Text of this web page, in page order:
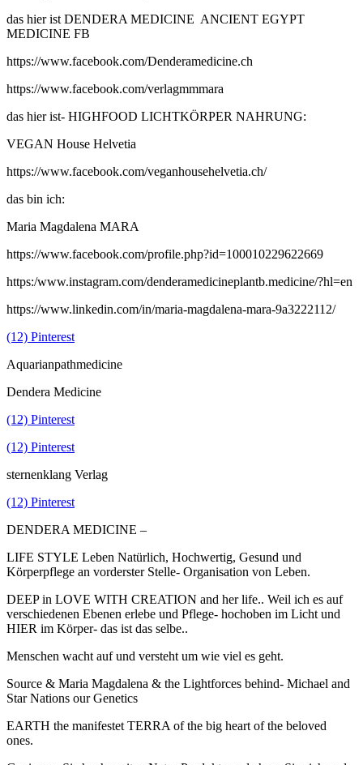
das hier ist DENDERA MEDICINE ANCIENT EGYPT
MEDICINE FB
https://www.facebook.com/Denderamedicine.ch
https://www.facebook.com/verlagmmmara
das hier ist- HIGHFOOD LICHTKÖRPER NAHRUNG:
VEGAN House Helvetia
https://www.facebook.com/veganhousehelvetia.ch/
das bin ich:
Maria Magdalena MARA
https://www.facebook.com/profile.php?id=100010229622669
https:/www.instagram.com/denderamedicineplantb.medicine/?hl=en
https://www.linkedin.com/in/maria-magdalena-mara-9a3222112/
(12) Pinterest
Aquarianpathmedicine
Dendera Medicine
(12) Pinterest
(12) Pinterest
sternenklang Verlag
(12) Pinterest
DENDERA MEDICINE –
LIFE STYLE Leben Natürlich, Hochwertig, Gesund und
Körperpflege an vorderster Stelle- Organisation von Leben.
DEEP in LOVE WITH CREATION and her life.. Weil ich es auf
verschiedenen Ebenen erlebe und Pflege- hochoben im Licht und
HIER im Körper- das ist das selbe..
Menschen wacht auf und versteht um wie viel es geht.
Source & Maria Magdalena & the Lightforces behind- Michael and
Star Nations our Genetics
EARTH the manifestet TERRA of the big heart of the beloved
ones.